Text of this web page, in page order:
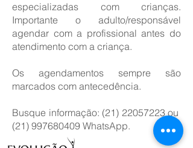
especializadas com crianças.
Importante o adulto/responsável
agendar com a profissional antes do
atendimento com a criança.
Os agendamentos sempre são
marcados com antecedência.
Busque informação: (21) 22057223ou
(21) 997680409 WhatsApp.